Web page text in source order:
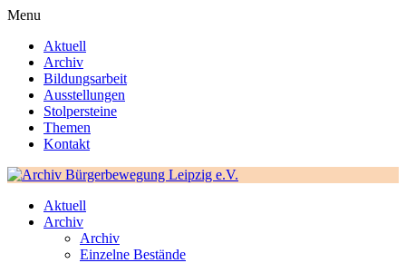
Menu
Aktuell
Archiv
Bildungsarbeit
Ausstellungen
Stolpersteine
Themen
Kontakt
Aktuell
Archiv
Archiv
Einzelne Bestände